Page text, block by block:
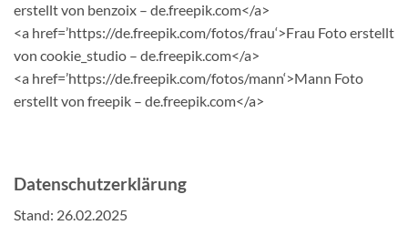
erstellt von benzoix – de.freepik.com</a>
<a href=’https://de.freepik.com/fotos/frau‘>Frau Foto erstellt
von cookie_studio – de.freepik.com</a>
<a href=’https://de.freepik.com/fotos/mann‘>Mann Foto
erstellt von freepik – de.freepik.com</a>
Datenschutzerklärung
Stand: 26.02.2025